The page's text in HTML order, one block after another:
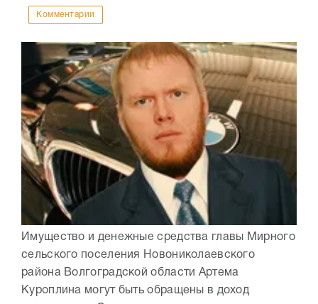
Комментарии
Имущество и денежные средства главы Мирного
сельского поселения Новониколаевского
района Волгоградской области Артема
Куроплина могут быть обращены в доход